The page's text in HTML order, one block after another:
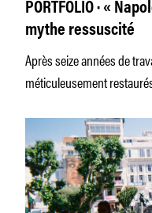
PORTFOLIO · «
mythe ressuscité
Après seize années de
méticuleusement